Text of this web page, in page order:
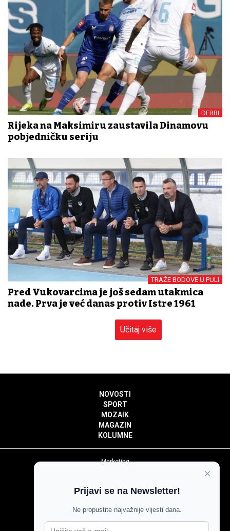
DERBI
Rijeka na Maksimiru zaustavila Dinamovu
pobjedničku seriju
TRAŽE BODOVE U PULI
Pred Vukovarcima je još sedam utakmica
nade. Prva je već danas protiv Istre 1961
Učitaj više
NOVOSTI
SPORT
MOZAIK
MAGAZIN
KOLUMNE
Marketing
Impressum
Pravila komentiranja
Agroglas
×
Prijavi se na Newsletter!
Ne propustite najvažnije vijesti dana.